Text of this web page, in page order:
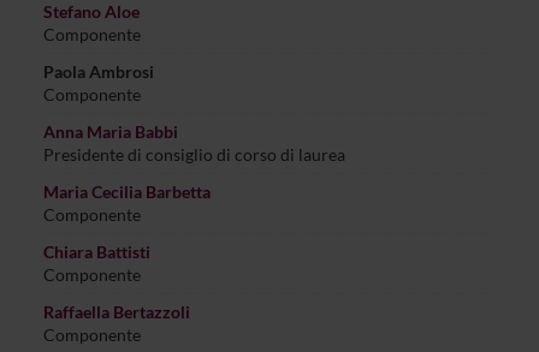
Stefano Aloe
Componente
Paola Ambrosi
Componente
Anna Maria Babbi
Presidente di consiglio di corso di laurea
Maria Cecilia Barbetta
Componente
Chiara Battisti
Componente
Raffaella Bertazzoli
Componente